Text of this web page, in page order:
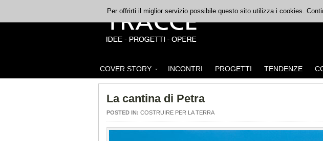
COVER STORY INCONTRI PROGETTI TENDENZE
La cantina di Petra
POSTED IN: COSTRUIRE PER LA TERRA
Per offrirti il miglior servizio possibile questo sito utilizza i cookies.